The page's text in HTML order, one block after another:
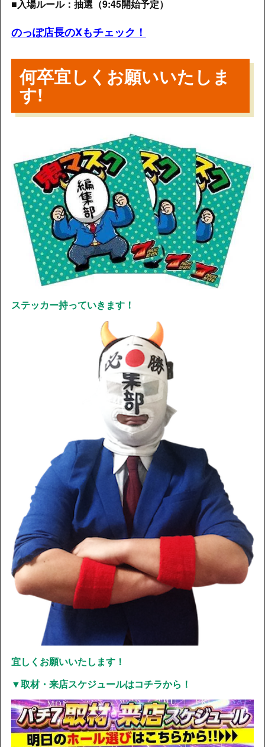
■入場ルール：抽選（9:45開始予定）
のっぽ店長のXもチェック！
何卒宜しくお願いいたしま
す!
ステッカー持っていきます！
宜しくお願いいたします！
▼取材・来店スケジュールはコチラから！